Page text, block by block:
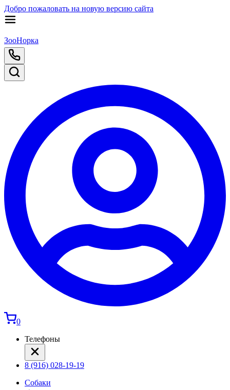
Добро пожаловать на новую версию сайта
ЗооНорка
0
Телефоны
8 (916) 028-19-19
Собаки